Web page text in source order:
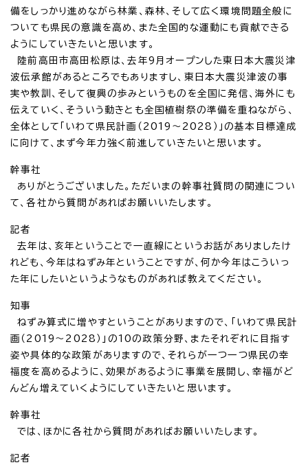
備をしっかり進めながら林業、森林、そして広く環境問題全般に
ついても県民の意識を高め、また全国的な運動にも貢献できる
ようにしていきたいと思います。
陸前高田市高田松原は、去年9月オープンした東日本大震災津
波伝承館があるところでもありますし、東日本大震災津波の事
実や教訓、そして復興の歩みというものを全国に発信、海外にも
伝えていく、そういう動きとも全国植樹祭の準備を重ねながら、
全体として「いわて県民計画（2019～2028）」の基本目標達成
に向けて、まず今年力強く前進していきたいと思います。
幹事社
ありがとうございました。ただいまの幹事社質問の関連につい
て、各社から質問があればお願いいたします。
記者
去年は、亥年ということで一直線にというお話がありましたけ
れども、今年はねずみ年ということですが、何か今年はこういっ
た年にしたいというようなものがあれば教えてください。
知事
ねずみ算式に増やすということがありますので、「いわて県民計
画（2019～2028）」の10の政策分野、またそれぞれに目指す
姿や具体的な政策がありますので、それらが一つ一つ県民の幸
福度を高めるように、効果があるように事業を展開し、幸福がど
んどん増えていくようにしていきたいと思います。
幹事社
では、ほかに各社から質問があればお願いいたします。
記者